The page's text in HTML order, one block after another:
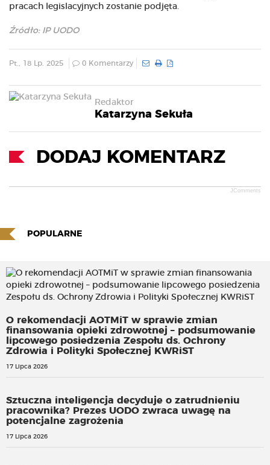
pracach legislacyjnych zostanie podjęta.
Źródło: IP UODO
Pt., 18 Lp. 2025 0 Komentarzy
Redaktor
Katarzyna Sekuła
DODAJ KOMENTARZ
JComments
POPULARNE
O rekomendacji AOTMiT w sprawie zmian
finansowania opieki zdrowotnej – podsumowanie
lipcowego posiedzenia Zespołu ds. Ochrony
Zdrowia i Polityki Społecznej KWRiST
17 Lipca 2026
Sztuczna inteligencja decyduje o zatrudnieniu
pracownika? Prezes UODO zwraca uwagę na
potencjalne zagrożenia
17 Lipca 2026